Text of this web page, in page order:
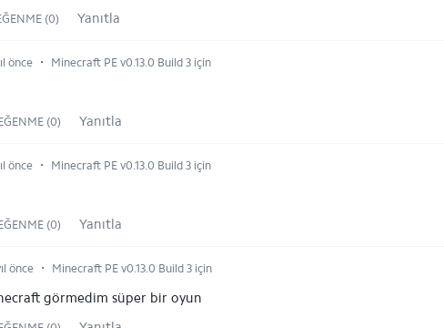
(0) Yanıtla
önce ⋅ Minecraft PE v0.13.0 Build 3 için
(0) Yanıtla
önce ⋅ Minecraft PE v0.13.0 Build 3 için
(0) Yanıtla
önce ⋅ Minecraft PE v0.13.0 Build 3 için
görmedim süper bir oyun